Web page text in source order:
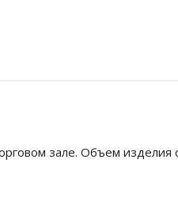
зале. Объем изделия